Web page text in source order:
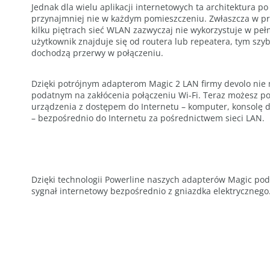
Jednak dla wielu aplikacji internetowych ta architektura
przynajmniej nie w każdym pomieszczeniu. Zwłaszcza w
kilku piętrach sieć WLAN zazwyczaj nie wykorzystuje w
użytkownik znajduje się od routera lub repeatera, tym
dochodzą przerwy w połączeniu.
Dzięki potrójnym adapterom Magic 2 LAN firmy devolo nie
podatnym na zakłócenia połączeniu Wi-Fi. Teraz możesz
urządzenia z dostępem do Internetu – komputer, konsolę
– bezpośrednio do Internetu za pośrednictwem sieci LAN.
Dzięki technologii Powerline naszych adapterów Magic
sygnał internetowy bezpośrednio z gniazdka elektrycznego.